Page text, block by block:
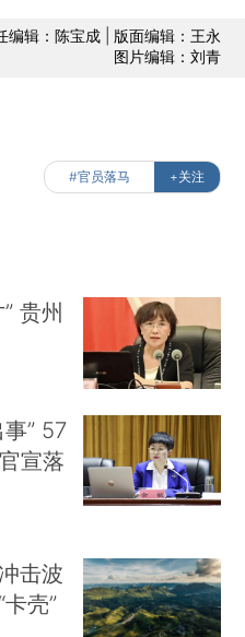
编辑：陈宝成 | 版面编辑：王永
图片编辑：刘青
#官员落马 +关注
贵州
” 57
宣落
击波
壳”